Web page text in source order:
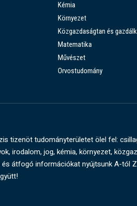
Kémia
Környezet
Közgazdaságtan és
Matematika
Művészet
Orvostudomány
tizenöt tudományterületet ölel fel:
irodalom, jog, kémia, környezet,
átfogó információkat nyújtsunk A-tól